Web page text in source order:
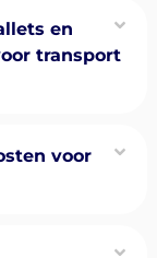
en
transport
voor